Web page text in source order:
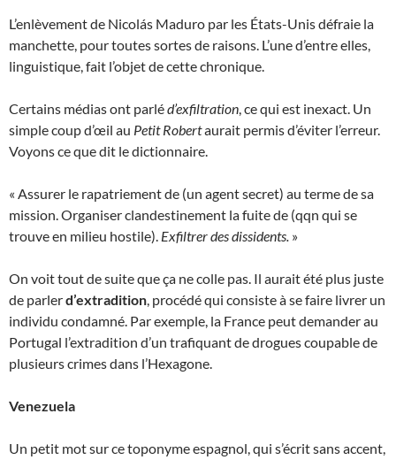
L’enlèvement de Nicolás Maduro par les États-Unis défraie la
manchette, pour toutes sortes de raisons. L’une d’entre elles,
linguistique, fait l’objet de cette chronique.
Certains médias ont parléd’exfiltration, ce qui est inexact. Un
simple coup d’œil au Petit Robertaurait permis d’éviter l’erreur.
Voyons ce que dit le dictionnaire.
« Assurer le rapatriement de (un agent secret) au terme de sa
mission. Organiser clandestinement la fuite de (qqn qui se
trouve en milieu hostile). Exfiltrer des dissidents. »
On voit tout de suite que ça ne colle pas. Il aurait été plus juste
de parlerd’extradition, procédé qui consiste à se faire livrer un
individu condamné. Par exemple, la France peut demander au
Portugal l’extradition d’un trafiquant de drogues coupable de
plusieurs crimes dans l’Hexagone.
Venezuela
Un petit mot sur ce toponyme espagnol, qui s’écrit sans accent,